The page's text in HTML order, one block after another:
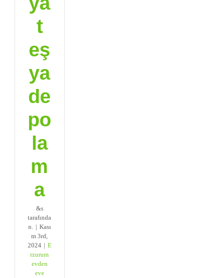
t
eş
ya
de
po
la
m
a
&s
tarafında
n. | Kası
m 3rd,
2024 | E
rzurum
evden
eve